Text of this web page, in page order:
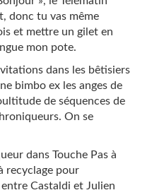
donc tu vas même
et mettre un gilet en
mon pote.
dans les bêtisiers
bimbo ex les anges de
de séquences de
On se
dans Touche Pas à
recyclage pour
Castaldi et Julien